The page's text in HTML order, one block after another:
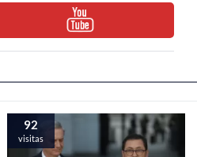
92
visitas